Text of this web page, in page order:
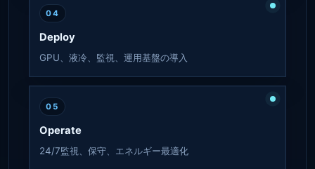
04
Deploy
GPU、液冷、監視、運用基盤の導入
05
Operate
24/7監視、保守、エネルギー最適化